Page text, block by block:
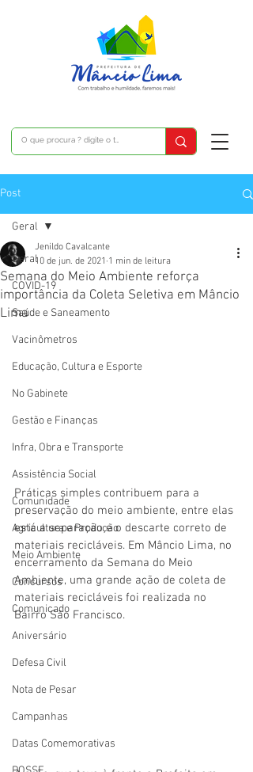
Post
Geral
COVID-19
Saúde e Saneamento
Vacinômetros
Educação, Cultura e Esporte
No Gabinete
Gestão e Finanças
Infra, Obra e Transporte
Assistência Social
Comunidade
Agricultura e Produção
Meio Ambiente
Concursos
Comunicado
Aniversário
Defesa Civil
Nota de Pesar
Campanhas
Datas Comemorativas
Geral
Semana do Meio Ambiente reforça
importância da Coleta Seletiva em Mâncio
Lima
Jenildo Cavalcante
10 de jun. de 2021 1 min de leitura
Práticas simples contribuem para a
preservação do meio ambiente, entre elas
está a separação e o descarte correto de
materiais recicláveis. Em Mâncio Lima, no
encerramento da Semana do Meio
Ambiente, uma grande ação de coleta de
materiais recicláveis foi realizada no
Bairro São Francisco.